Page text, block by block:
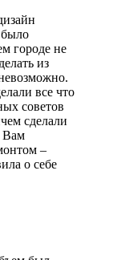
было
городе не
из
все что
советов
сделали
Вам
–
о себе